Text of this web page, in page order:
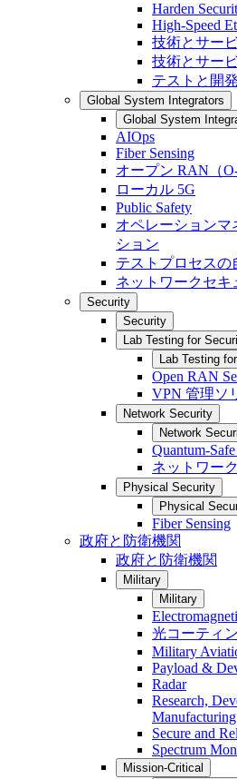
Harden
High-Speed
技術とサー
技術とサー
テストと開発
Global System Integrators
Global System
AIOps
Fiber Sensing
オープン RAN（
ローカル 5G
Public Safety
オペレーションマ
ション
テストプロセスの
ネットワークセキ
Security
Security
Lab Testing for
Lab Testing
Open RAN
VPN 管理ソ
Network Security
Network
Quantum-
ネットワー
Physical Security
Physical
Fiber Sensing
政府と防衛機関
政府と防衛機関
Military
Military
光コーティ
Military
Payload &
Radar
Research,
Manufacturing
Secure and
Spectrum
Mission-Critical